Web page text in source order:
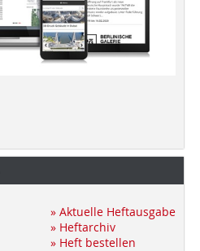
» Aktuelle Heftausgabe
» Heftarchiv
» Heft bestellen